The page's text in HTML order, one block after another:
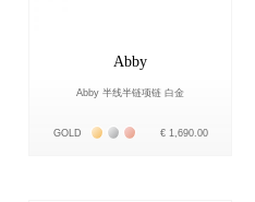
Abby
Abby 半线半链项链 白金
GOLD Жёлтое золото 18К
Белое золото 18К
Розовое золото 18К
€ 1,690.00